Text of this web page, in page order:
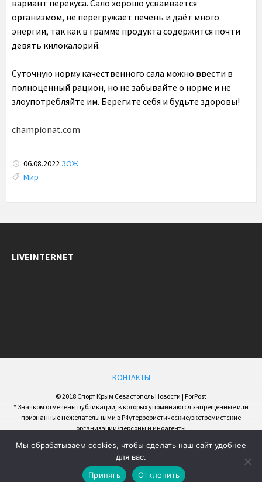
вариант перекуса. Сало хорошо усваивается
организмом, не перегружает печень и даёт много
энергии, так как в грамме продукта содержится почти
девять килокалорий.
Суточную норму качественного сала можно ввести в
полноценный рацион, но не забывайте о норме и не
злоупотребляйте им. Берегите себя и будьте здоровы!
championat.com
06.08.2022 ЗОЖ
Tags:
Мир
LIVEINTERNET
КОНТАКТЫ
© 2018 Спорт Крым Севастополь Новости | ForPost
* Значком отмечены публикации, в которых упоминаются запрещенные или
признанные нежелательными в РФ/террористические/экстремистские
организации/персоны и иноагенты
Мы обрабатываем cookies, чтобы сделать наш сайт удобнее
для вас.
Принять
Отклонить